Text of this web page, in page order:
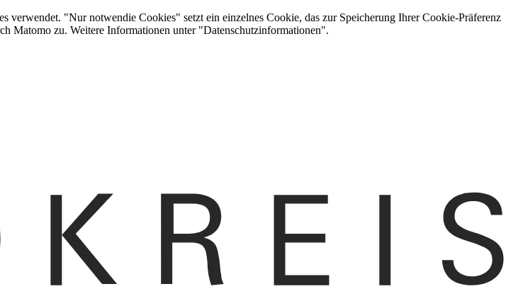
verwendet. "Nur notwendie Cookies" setzt ein einzelnes Cookie, das zur Speicherung Ihrer Cookie-Präferenz
Matomo zu. Weitere Informationen unter "Datenschutzinformationen".